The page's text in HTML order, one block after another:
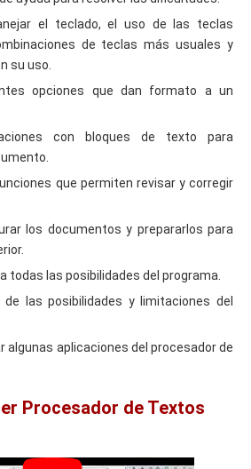
el teclado, el uso de las teclas
de teclas más usuales y
su uso.
opciones que dan formato a un
con bloques de texto para
que permiten revisar y corregir
los documentos y prepararlos para
todas las posibilidades del programa.
de las posibilidades y limitaciones del
algunas aplicaciones del procesador de
Procesador de Textos